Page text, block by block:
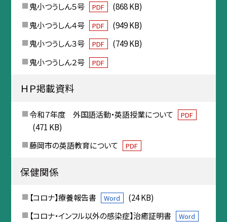
鬼小つうしん５号 PDF
(868 KB)
鬼小つうしん４号
PDF
(949 KB)
鬼小つうしん３号
PDF
(749 KB)
鬼小つうしん２号
PDF
ＨＰ掲載資料
令和７年度 外国語活動・英語授業について PDF
(471 KB)
藤岡市の英語教育について
PDF
保健関係
【コロナ】療養報告書 Word
(24 KB)
【コロナ・インフル以外の感染症】治癒証明書
Word